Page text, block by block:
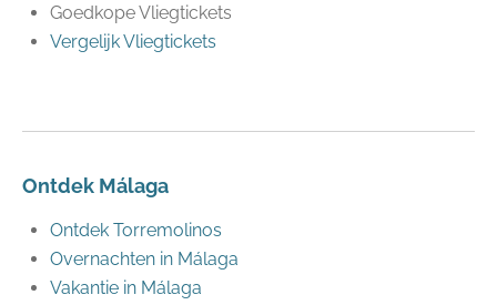
Goedkope Vliegtickets
Vergelijk Vliegtickets
Ontdek Málaga
Ontdek Torremolinos
Overnachten in Málaga
Vakantie in Málaga